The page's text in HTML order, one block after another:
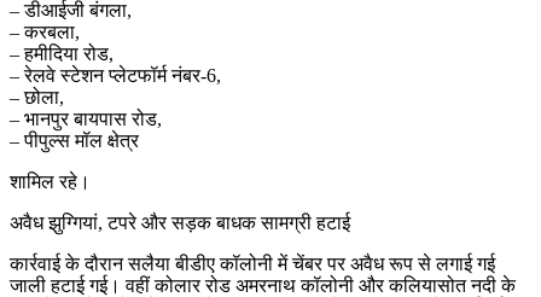
– डीआईजी बंगला,
– करबला,
– हमीदिया रोड,
– रेलवे स्टेशन प्लेटफॉर्म नंबर-6,
– छोला,
– भानपुर बायपास रोड,
– पीपुल्स मॉल क्षेत्र
शामिल रहे।
अवैध झुग्गियां, टपरे और सड़क बाधक सामग्री हटाई
कार्रवाई के दौरान सलैया बीडीए कॉलोनी में चेंबर पर अवैध रूप से लगाई गई
जाली हटाई गई। वहीं कोलार रोड अमरनाथ कॉलोनी और कलियासोत नदी के